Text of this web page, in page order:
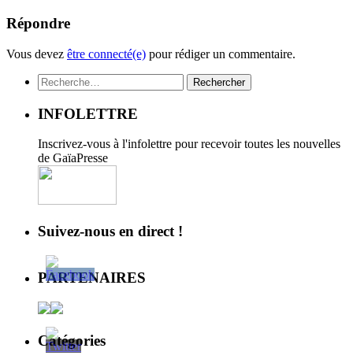
Répondre
Vous devez être connecté(e) pour rédiger un commentaire.
Rechercher :
INFOLETTRE
Inscrivez-vous à l'infolettre pour recevoir toutes les nouvelles
de GaïaPresse
Suivez-nous en direct !
PARTENAIRES
Catégories